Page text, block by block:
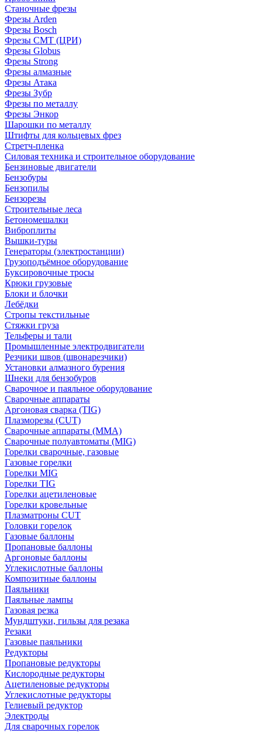
Станочные фрезы
Фрезы Arden
Фрезы Bosch
Фрезы CMT (ЦРИ)
Фрезы Globus
Фрезы Strong
Фрезы алмазные
Фрезы Атака
Фрезы Зубр
Фрезы по металлу
Фрезы Энкор
Шарошки по металлу
Штифты для кольцевых фрез
Стретч-пленка
Силовая техника и строительное оборудование
Бензиновые двигатели
Бензобуры
Бензопилы
Бензорезы
Строительные леса
Бетономешалки
Виброплиты
Вышки-туры
Генераторы (электростанции)
Грузоподъёмное оборудование
Буксировочные тросы
Крюки грузовые
Блоки и блочки
Лебёдки
Стропы текстильные
Стяжки груза
Тельферы и тали
Промышленные электродвигатели
Резчики швов (швонарезчики)
Установки алмазного бурения
Шнеки для бензобуров
Сварочное и паяльное оборудование
Сварочные аппараты
Аргоновая сварка (TIG)
Плазморезы (CUT)
Сварочные аппараты (MMA)
Сварочные полуавтоматы (MIG)
Горелки сварочные, газовые
Газовые горелки
Горелки MIG
Горелки TIG
Горелки ацетиленовые
Горелки кровельные
Плазматроны CUT
Головки горелок
Газовые баллоны
Пропановые баллоны
Аргоновые баллоны
Углекислотные баллоны
Композитные баллоны
Паяльники
Паяльные лампы
Газовая резка
Мундштуки, гильзы для резака
Резаки
Газовые паяльники
Редукторы
Пропановые редукторы
Кислородные редукторы
Ацетиленовые редукторы
Углекислотные редукторы
Гелиевый редуктор
Электроды
Для сварочных горелок